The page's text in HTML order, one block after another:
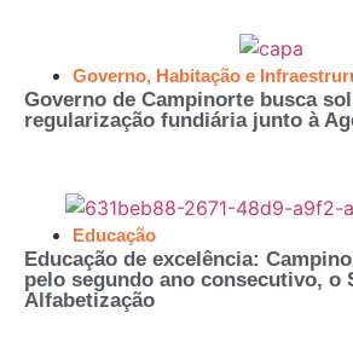
Governo, Habitação e
Governo de Campinorte busca
regularização fundiária junto à
Educação
Educação de excelência:
pelo segundo ano consecutivo, o
Alfabetização